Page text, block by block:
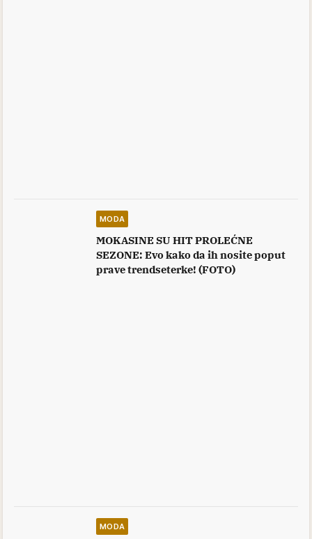
MODA
MOKASINE SU HIT PROLEĆNE
SEZONE: Evo kako da ih nosite poput
prave trendseterke! (FOTO)
MODA